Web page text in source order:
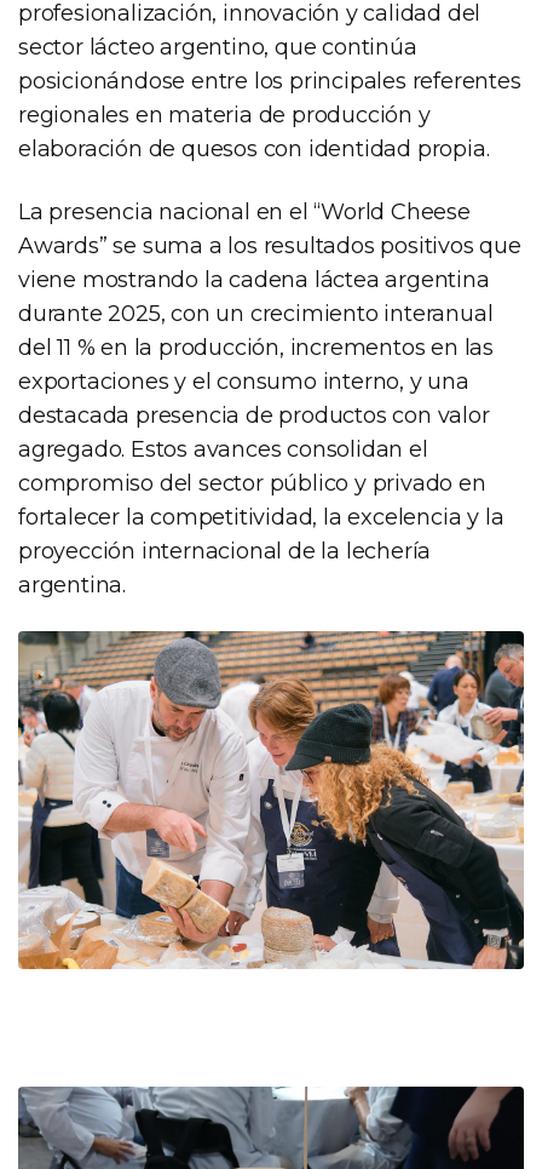
profesionalización, innovación y calidad del
sector lácteo argentino, que continúa
posicionándose entre los principales referentes
regionales en materia de producción y
elaboración de quesos con identidad propia.
La presencia nacional en el “World Cheese
Awards” se suma a los resultados positivos que
viene mostrando la cadena láctea argentina
durante 2025, con un crecimiento interanual
del 11 % en la producción, incrementos en las
exportaciones y el consumo interno, y una
destacada presencia de productos con valor
agregado. Estos avances consolidan el
compromiso del sector público y privado en
fortalecer la competitividad, la excelencia y la
proyección internacional de la lechería
argentina.